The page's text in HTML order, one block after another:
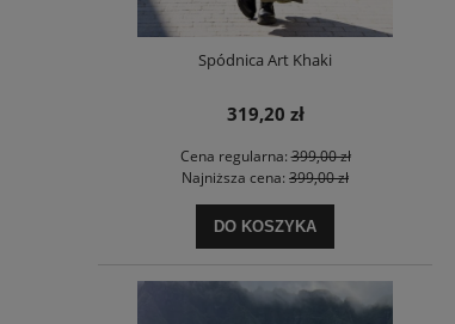
Spódnica Art Khaki
319,20 zł
Cena regularna:399,00 zł
Najniższa cena: 399,00 zł
DO KOSZYKA